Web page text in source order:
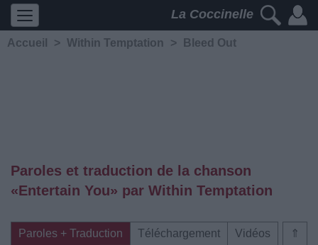
La Coccinelle
Accueil > Within Temptation > Bleed Out
Paroles et traduction de la chanson
«Entertain You» par Within Temptation
⇑
Paroles + Traduction Téléchargement
Vidéos